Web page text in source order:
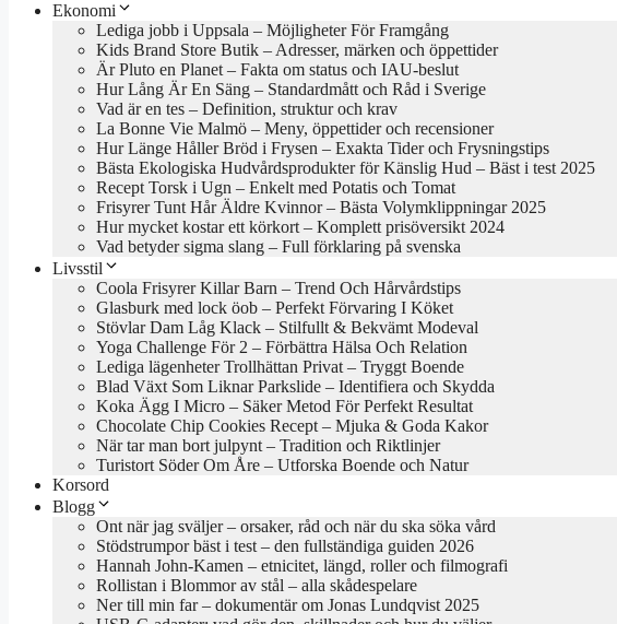
Ekonomi
Lediga jobb i Uppsala – Möjligheter För Framgång
Kids Brand Store Butik – Adresser, märken och öppettider
Är Pluto en Planet – Fakta om status och IAU-beslut
Hur Lång Är En Säng – Standardmått och Råd i Sverige
Vad är en tes – Definition, struktur och krav
La Bonne Vie Malmö – Meny, öppettider och recensioner
Hur Länge Håller Bröd i Frysen – Exakta Tider och Frysningstips
Bästa Ekologiska Hudvårdsprodukter för Känslig Hud – Bäst i test 2025
Recept Torsk i Ugn – Enkelt med Potatis och Tomat
Frisyrer Tunt Hår Äldre Kvinnor – Bästa Volymklippningar 2025
Hur mycket kostar ett körkort – Komplett prisöversikt 2024
Vad betyder sigma slang – Full förklaring på svenska
Livsstil
Coola Frisyrer Killar Barn – Trend Och Hårvårdstips
Glasburk med lock öob – Perfekt Förvaring I Köket
Stövlar Dam Låg Klack – Stilfullt & Bekvämt Modeval
Yoga Challenge För 2 – Förbättra Hälsa Och Relation
Lediga lägenheter Trollhättan Privat – Tryggt Boende
Blad Växt Som Liknar Parkslide – Identifiera och Skydda
Koka Ägg I Micro – Säker Metod För Perfekt Resultat
Chocolate Chip Cookies Recept – Mjuka & Goda Kakor
När tar man bort julpynt – Tradition och Riktlinjer
Turistort Söder Om Åre – Utforska Boende och Natur
Korsord
Blogg
Ont när jag sväljer – orsaker, råd och när du ska söka vård
Stödstrumpor bäst i test – den fullständiga guiden 2026
Hannah John-Kamen – etnicitet, längd, roller och filmografi
Rollistan i Blommor av stål – alla skådespelare
Ner till min far – dokumentär om Jonas Lundqvist 2025